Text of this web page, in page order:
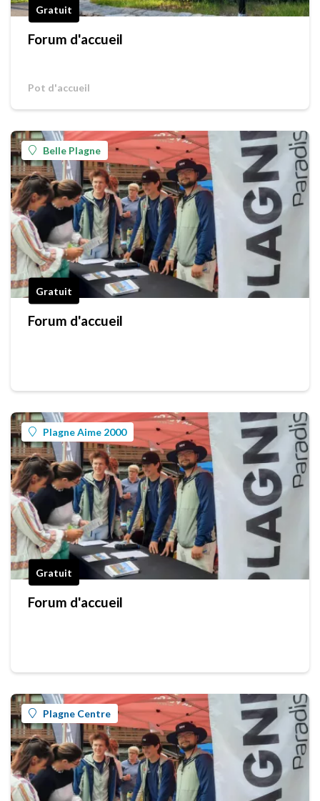
Gratuit
Forum d'accueil
Pot d'accueil
Belle Plagne
Gratuit
Forum d'accueil
Plagne Aime 2000
Gratuit
Forum d'accueil
Plagne Centre